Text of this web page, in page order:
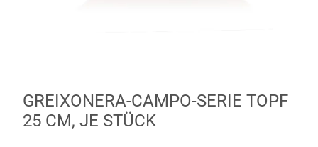
GREIXONERA-CAMPO-SERIE TOPF
25 CM, JE STÜCK